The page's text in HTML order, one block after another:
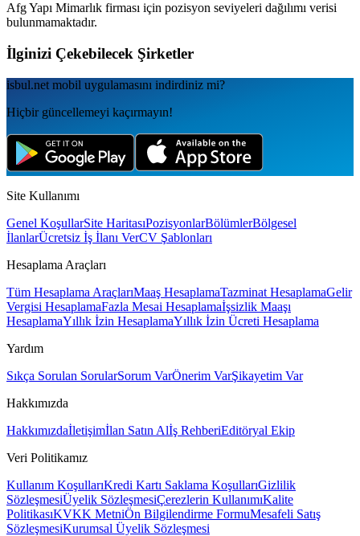
Afg Yapı Mimarlık firması için pozisyon seviyeleri dağılımı verisi
bulunmamaktadır.
İlginizi Çekebilecek Şirketler
isbul.net mobil uygulamаsını indirdiniz mi?
Hiçbir güncellemeyi kaçırmayın!
Site Kullanımı
Genel KoşullarSite HaritasıPozisyonlarBölümlerBölgesel
İlanlarÜcretsiz İş İlanı VerCV Şablonları
Hesaplama Araçları
Tüm Hesaplama AraçlarıMaaş HesaplamaTazminat HesaplamaGelir
Vergisi HesaplamaFazla Mesai Hesaplamaİşsizlik Maaşı
HesaplamaYıllık İzin HesaplamaYıllık İzin Ücreti Hesaplama
Yardım
Sıkça Sorulan SorularSorum VarÖnerim VarŞikayetim Var
Hakkımızda
Hakkımızdaİletişimİlan Satın Alİş RehberiEditöryal Ekip
Veri Politikamız
Kullanım KoşullarıKredi Kartı Saklama KoşullarıGizlilik
SözleşmesiÜyelik SözleşmesiÇerezlerin KullanımıKalite
PolitikasıKVKK MetniÖn Bilgilendirme FormuMesafeli Satış
SözleşmesiKurumsal Üyelik Sözleşmesi